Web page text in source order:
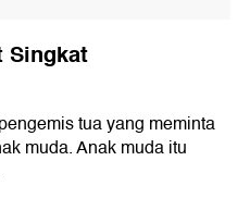
Singkat
tua yang meminta
muda. Anak muda itu